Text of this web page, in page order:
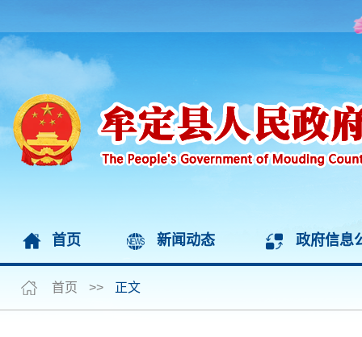
首页 新闻动态 政府信息
首页 >> 正文